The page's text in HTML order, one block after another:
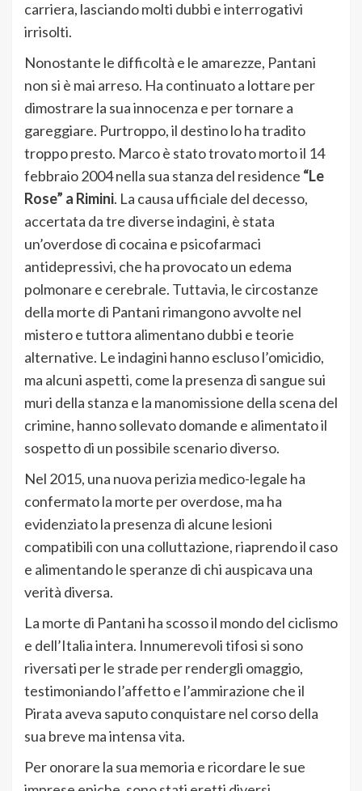
carriera, lasciando molti dubbi e interrogativi
irrisolti.
Nonostante le difficoltà e le amarezze, Pantani
non si è mai arreso. Ha continuato a lottare per
dimostrare la sua innocenza e per tornare a
gareggiare. Purtroppo, il destino lo ha tradito
troppo presto. Marco è stato trovato morto il 14
febbraio 2004 nella sua stanza del residence “Le
Rose” a Rimini. La causa ufficiale del decesso,
accertata da tre diverse indagini, è stata
un’overdose di cocaina e psicofarmaci
antidepressivi, che ha provocato un edema
polmonare e cerebrale. Tuttavia, le circostanze
della morte di Pantani rimangono avvolte nel
mistero e tuttora alimentano dubbi e teorie
alternative. Le indagini hanno escluso l’omicidio,
ma alcuni aspetti, come la presenza di sangue sui
muri della stanza e la manomissione della scena del
crimine, hanno sollevato domande e alimentato il
sospetto di un possibile scenario diverso.
Nel 2015, una nuova perizia medico-legale ha
confermato la morte per overdose, ma ha
evidenziato la presenza di alcune lesioni
compatibili con una colluttazione, riaprendo il caso
e alimentando le speranze di chi auspicava una
verità diversa.
La morte di Pantani ha scosso il mondo del ciclismo
e dell’Italia intera. Innumerevoli tifosi si sono
riversati per le strade per rendergli omaggio,
testimoniando l’affetto e l’ammirazione che il
Pirata aveva saputo conquistare nel corso della
sua breve ma intensa vita.
Per onorare la sua memoria e ricordare le sue